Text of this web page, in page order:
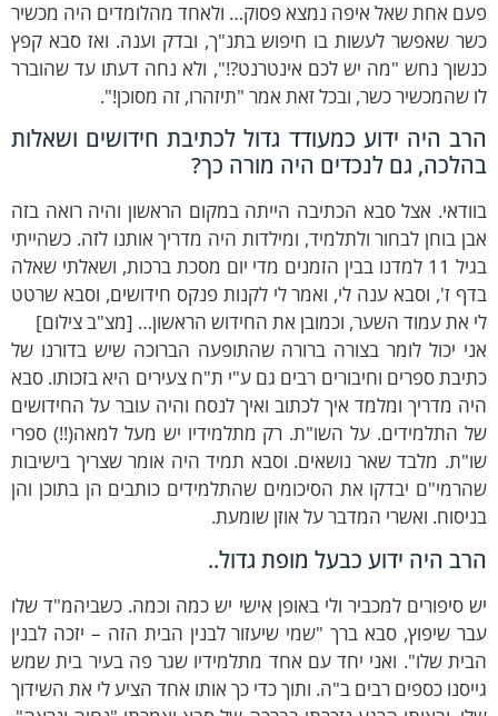
אחת שאל איפה נמצא פסוק… ולאחד מהלומדים היה מכשיר
שאפשר לעשות בו חיפוש בתנ"ך, ובדק וענה. ואז סבא קפץ
נחש "מה יש לכם אינטרנט?!", ולא נחה דעתו עד שהוברר
שהמכשיר כשר, ובכל זאת אמר "תיזהרו, זה מסוכן!".
היה ידוע כמעודד גדול לכתיבת חידושים ושאלות
גם לנכדים היה מורה כך?
אצל סבא הכתיבה הייתה במקום הראשון והיה רואה בזה
בוחן לבחור ולתלמיד, ומילדות היה מדריך אותנו לזה. כשהייתי
בגיל 11 למדנו בבין הזמנים מדי יום מסכת ברכות, ושאלתי שאלה
ז', וסבא ענה לי, ואמר לי לקנות פנקס חידושים, וסבא שרטט
את עמוד השער, וכמובן את החידוש הראשון… [מצ"ב צילום]
יכול לומר בצורה ברורה שהתופעה הברוכה שיש בדורנו של
ספרים וחיבורים רבים גם ע"י ת"ח צעירים היא בזכותו. סבא
מדריך ומלמד איך לכתוב ואיך לנסח והיה עובר על החידושים
התלמידים. על השו"ת. רק מתלמידיו יש מעל למאה(!!) ספרי
מלבד שאר נושאים. וסבא תמיד היה אומר שצריך בישיבות
יבדקו את הסיכומים שהתלמידים כותבים הן בתוכן והן
ואשרי המדבר על אוזן שומעת.
היה ידוע כבעל מופת גדול..
סיפורים למכביר ולי באופן אישי יש כמה וכמה. כשביהמ"ד שלו
שיפוץ, סבא ברך "שמי שיעזור לבנין הבית הזה – יזכה לבנין
שלו". ואני יחד עם אחד מתלמידיו שגר פה בעיר בית שמש
כספים רבים ב"ה. ותוך כדי כך אותו אחד הציע לי את השידוך